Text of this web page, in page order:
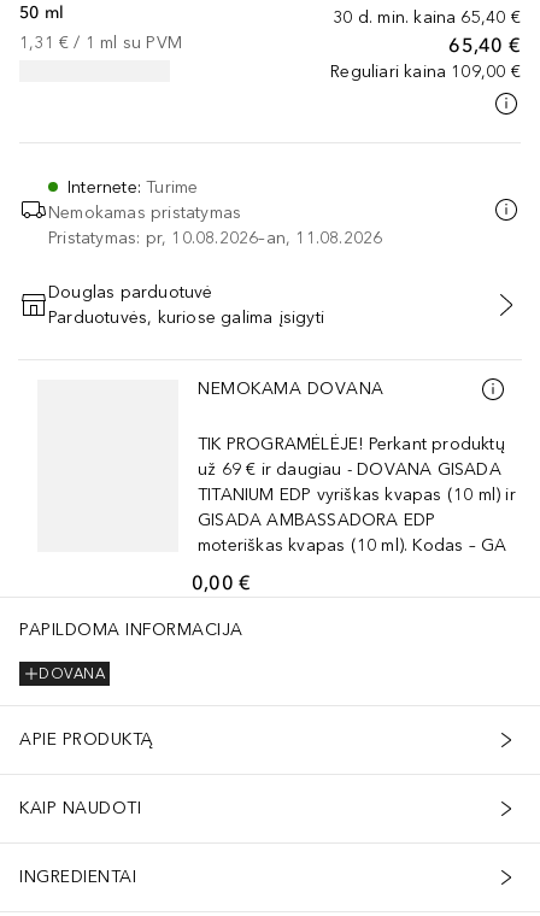
30 d. min. kaina 65,40 €
65,40 €
Reguliari kaina 109,00 €
50 ml
1,31 € / 1 ml su PVM
Internete:Turime
Nemokamas pristatymas
Pristatymas: pr, 10.08.2026–an, 11.08.2026
PRIDĖTI Į KREPŠELĮ
Douglas parduotuvė
Parduotuvės, kuriose galima įsigyti
Praleisti slankiklį
NEMOKAMA DOVANA
TIK PROGRAMĖLĖJE! Perkant produktų
už 69 € ir daugiau - DOVANA GISADA
TITANIUM EDP vyriškas kvapas (10 ml) ir
GISADA AMBASSADORA EDP
moteriškas kvapas (10 ml). Kodas – GA
0,00 €
PAPILDOMA INFORMACIJA
DOVANA
APIE PRODUKTĄ
KAIP NAUDOTI
INGREDIENTAI